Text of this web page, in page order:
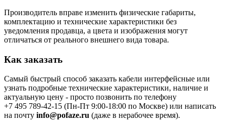
Производитель вправе изменить физические габариты,
комплектацию и технические характеристики без
уведомления продавца, а цвета и изображения могут
отличаться от реального внешнего вида товара.
Как заказать
Самый быстрый способ заказать кабели интерфейсные или
узнать подробные технические характеристики, наличие и
актуальную цену - просто позвонить по телефону
+7 495 789-42-15 (Пн-Пт 9:00-18:00 по Москве) или написать
на почту info@pofaze.ru (даже в нерабочее время).